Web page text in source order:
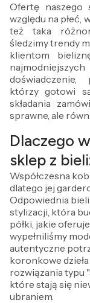
Ofertę naszego
względu na płeć,
też taka
śledzimy trendy
klientom
którzy gotowi
składania
sprawne, ale
Dlaczego
sklep z
Współczesna
dlatego jej
Odpowiednia
stylizacji, która
półki, jakie
wypełniliśmy
autentyczne
koronkowe
rozwiązania typu
które stają się
ubraniem.